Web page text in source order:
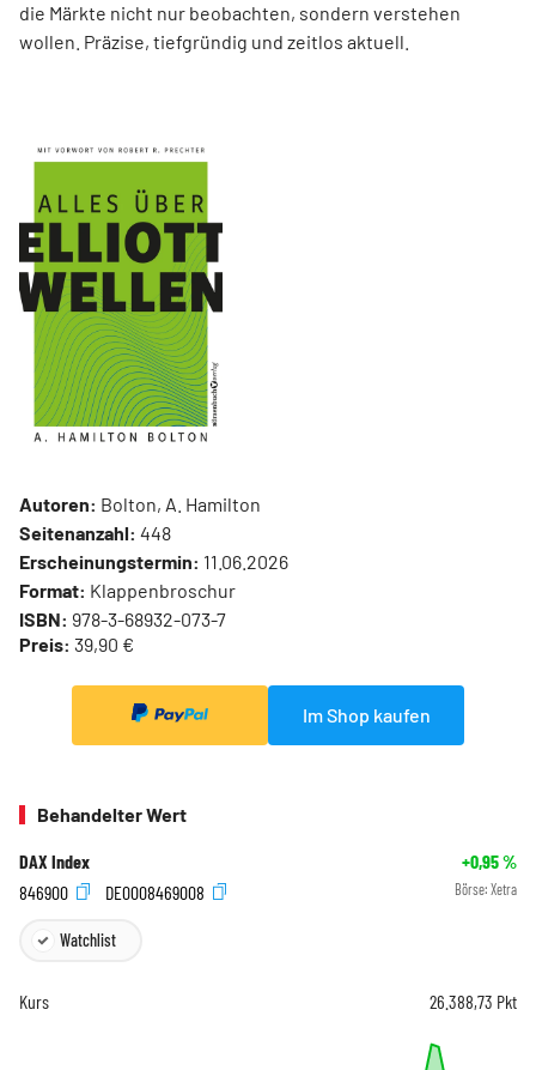
die Märkte nicht nur beobachten, sondern verstehen
wollen. Präzise, tiefgründig und zeitlos aktuell.
Autoren: Bolton, A. Hamilton
Seitenanzahl: 448
Erscheinungstermin: 11.06.2026
Format: Klappenbroschur
ISBN: 978-3-68932-073-7
Preis: 39,90 €
Im Shop kaufen
Behandelter Wert
DAX Index +0,95%
846900
DE0008469008 Börse: Xetra
Watchlist
Kurs 26.388,73 Pkt